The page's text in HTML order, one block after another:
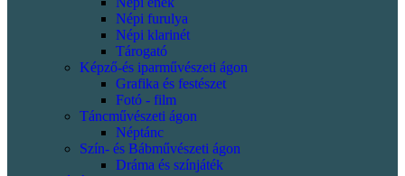
Népi furulya
Népi klarinét
Tárogató
Képző-és iparművészeti ágon
Grafika és festészet
Fotó - film
Táncművészeti ágon
Néptánc
Szín- és Bábművészeti ágon
Dráma és színjáték